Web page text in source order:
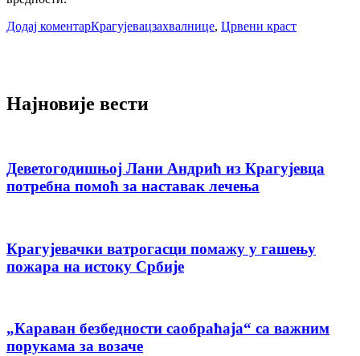
Додај коментарКрагујевацзахвалнице, Црвени краст
Најновије вести
Деветогодишњој Лани Андрић из Крагујевца
потребна помоћ за наставак лечења
Крагујевачки ватрогасци помажу у гашењу
пожара на истоку Србије
„Караван безбедности саобраћаја“ са важним
порукама за возаче